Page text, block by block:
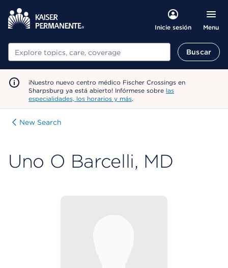
Inicie sesión Menu
Buscar Buscar
¡Nuestro nuevo centro médico Fischer Crossings en
Sharpsburg ya está abierto! Infórmese sobre las
especialidades, los horarios y más.
New Search
Uno O Barcelli, MD